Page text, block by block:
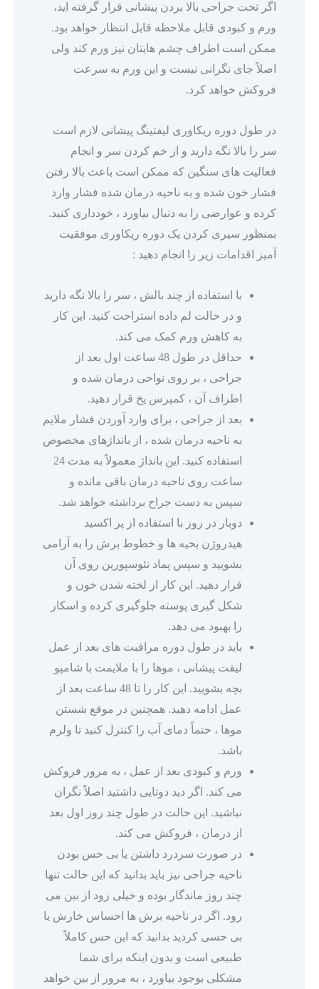
اگر تحت جراحی بالا بردن پیشانی قرار گرفته اید،
ورم و کبودی قابل ملاحظه قابل انتظار خواهد بود.
ممکن است اطراف چشم هایتان نیز ورم کند ولی
اصلاً جای نگرانی نیست و این ورم به سرعت
فروکش خواهد کرد.
در طول دوره ریکاوری لیفتینگ پیشانی لازم است
سر را بالا نگه دارید و از خم کردن سر و انجام
فعالیت های سنگین که ممکن است باعث بالا رفتن
فشار خون شده و به ناحیه درمان شده فشار وارد
کرده و عوارضی را به دنبال بیاورد ، خودداری کنید.
بمنظور سپری کردن یک دوره ریکاوری موفقیت
آمیز اقدامات زیر را انجام دهید :
با استفاده از چند بالش ، سر را بالا نگه دارید
و در حالت لم داده استراحت کنید. این کار
به کاهش ورم کمک می کند.
حداقل در طول 48 ساعت اول بعد از
جراحی ، بر روی نواحی درمان شده و
اطراف آن ، کمپرس یخ قرار دهید.
بعد از جراحی ، برای وارد آوردن فشار ملایم
به ناحیه درمان شده ، از بانداژهای مخصوص
استفاده کنید. این بانداژ معمولاً به مدت 24
ساعت روی ناحیه درمان باقی مانده و
سپس به دست جراح برداشته خواهد شد.
دوبار در روز با استفاده از پر اکسید
هیدروژن بخیه ها و خطوط برش را به آرامی
بشویید و سپس پماد نئوسپورین روی آن
قرار دهید. این کار از لخته شدن خون و
شکل گیری پوسته جلوگیری کرده و اسکار
را بهبود می دهد.
باید در طول دوره مراقبت های بعد از عمل
لیفت پیشانی ، موها را با ملایمت با شامپو
بچه بشویید. این کار را تا 48 ساعت بعد از
عمل ادامه دهید. همچنین در موقع شستن
موها ، حتماً دمای آب را کنترل کنید تا ولرم
باشد.
ورم و کبودی بعد از عمل ، به مرور فروکش
می کند. اگر دید دوتایی داشتید اصلاً نگران
نباشید. این حالت در طول چند روز اول بعد
از درمان ، فروکش می کند.
در صورت سردرد داشتن یا بی حس بودن
ناحیه جراحی نیز باید بدانید که این حالت تنها
چند روز ماندگار بوده و خیلی زود از بین می
رود. اگر در ناحیه برش ها احساس خارش یا
بی حسی کردید بدانید که این حس کاملاً
طبیعی است و بدون اینکه برای شما
مشکلی بوجود بیاورد ، به مرور از بین خواهد